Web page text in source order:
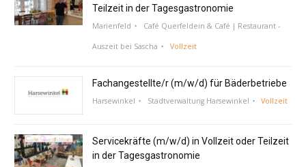
Teilzeit in der Tagesgastronomie
Marienfeld Café Querfeldein & Café | Restaurant -
Auszeit bei Sascha Vollzeit
Fachangestellte/r (m/w/d) für Bäderbetriebe
Harsewinkel Stadtverwaltung Harsewinkel Vollzeit
Servicekräfte (m/w/d) in Vollzeit oder Teilzeit
in der Tagesgastronomie